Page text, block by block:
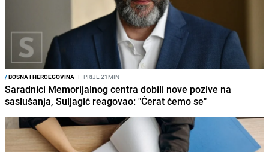
/BOSNA I HERCEGOVINA I PRIJE 21MIN
Saradnici Memorijalnog centra dobili nove pozive na
saslušanja, Suljagić reagovao: "Ćerat ćemo se"